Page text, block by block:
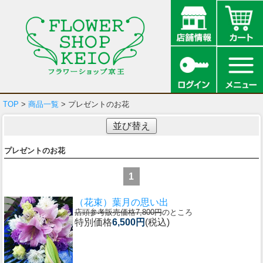
TOP > 商品一覧 > プレゼントのお花
並び替え
プレゼントのお花
1
（花束）葉月の思い出
店頭参考販売価格7,800円のところ
特別価格6,500円 (税込)